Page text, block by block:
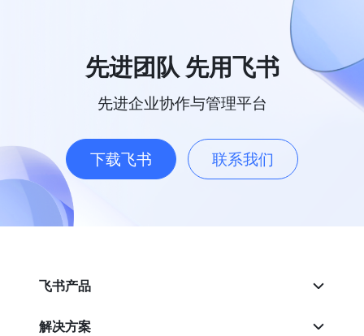
先进团队 先用飞书
先进企业协作与管理平台
下载飞书 联系我们
飞书产品
解决方案